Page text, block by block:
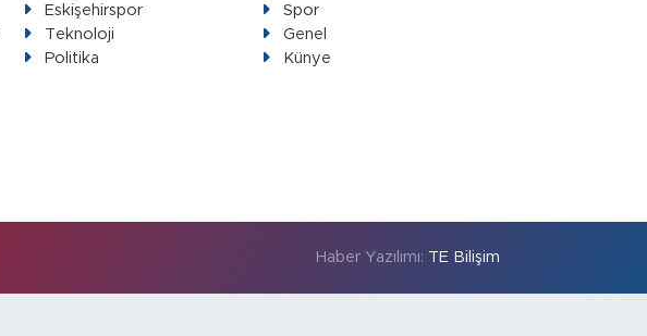
Eskişehirspor
Spor
Teknoloji
Genel
Politika
Künye
Haber Yazılımı: TE Bilişim